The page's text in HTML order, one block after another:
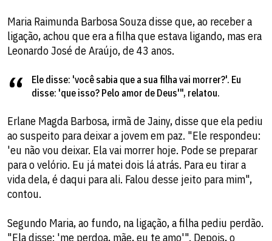
Maria Raimunda Barbosa Souza disse que, ao receber a
ligação, achou que era a filha que estava ligando, mas era
Leonardo José de Araújo, de 43 anos.
Ele disse: 'você sabia que a sua filha vai morrer?'. Eu
disse: 'que isso? Pelo amor de Deus'", relatou.
Erlane Magda Barbosa, irmã de Jainy, disse que ela pediu
ao suspeito para deixar a jovem em paz. "Ele respondeu:
'eu não vou deixar. Ela vai morrer hoje. Pode se preparar
para o velório. Eu já matei dois lá atrás. Para eu tirar a
vida dela, é daqui para ali. Falou desse jeito para mim",
contou.
Segundo Maria, ao fundo, na ligação, a filha pediu perdão.
"Ela disse: 'me perdoa, mãe, eu te amo'". Depois, o